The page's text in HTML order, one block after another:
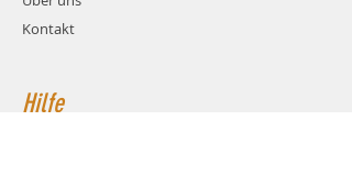
Kontakt
Hilfe